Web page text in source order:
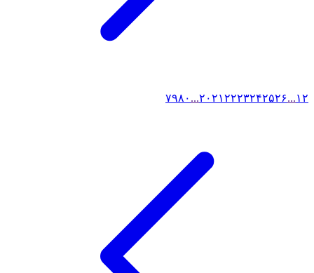
۱۲ ... ۲۰۲۱۲۲۲۳۲۴۲۵۲۶ ... ۷۹۸۰